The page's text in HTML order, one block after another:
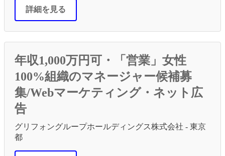
詳細を見る
年収1,000万円可・「営業」女性
100%組織のマネージャー候補募
集/Webマーケティング・ネット広
告
グリフォングループホールディングス株式会社 - 東京
都